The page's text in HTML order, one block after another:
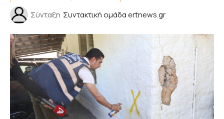
Σύνταξη Συντακτική ομάδα ertnews.gr